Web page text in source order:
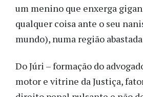
um menino que enxerga
qualquer coisa ante o seu
mundo), numa região
Do Júri – formação do
motor e vitrine da Justiça,